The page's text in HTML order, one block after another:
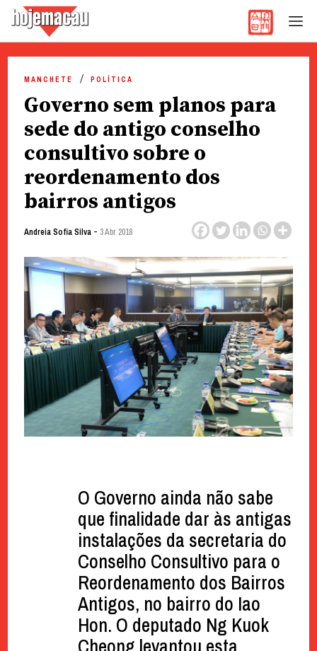
content
MANCHETE POLÍTICA
Governo sem planos para
sede do antigo conselho
consultivo sobre o
reordenamento dos
bairros antigos
Andreia Sofia Silva- 3 Abr 2018
O Governo ainda não sabe
que finalidade dar às antigas
instalações da secretaria do
Conselho Consultivo para o
Reordenamento dos Bairros
Antigos, no bairro do Iao
Hon. O deputado Ng Kuok
Cheong levantou esta